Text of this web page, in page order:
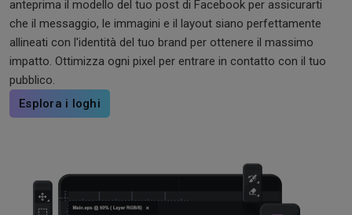
anteprima il modello del tuo post di Facebook per assicurarti
che il messaggio, le immagini e il layout siano perfettamente
allineati con l'identità del tuo brand per ottenere il massimo
impatto. Ottimizza ogni pixel per entrare in contatto con il tuo
pubblico.
Esplora i loghi